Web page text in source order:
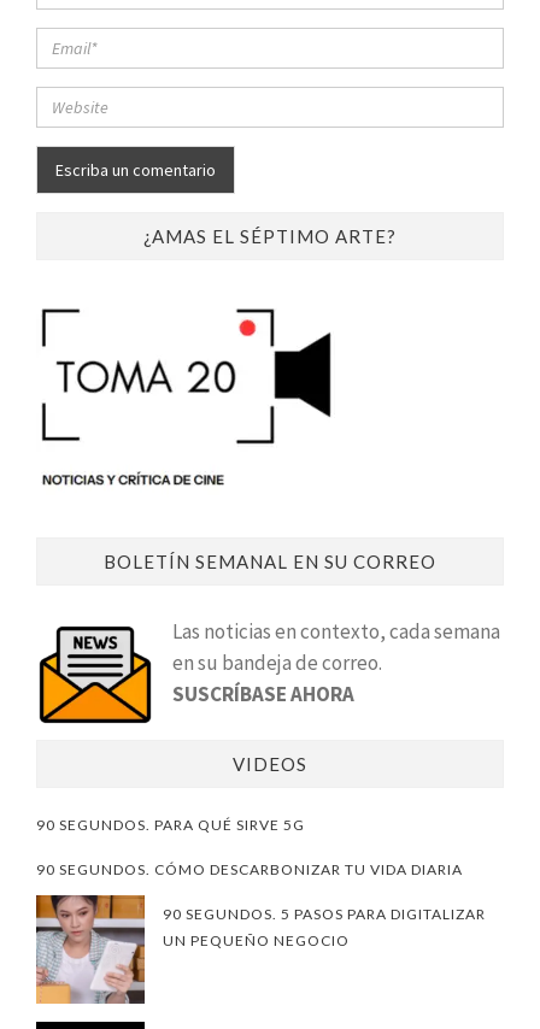
¿AMAS EL SÉPTIMO ARTE?
BOLETÍN SEMANAL EN SU CORREO
Las noticias en contexto, cada semana
en su bandeja de correo.
SUSCRÍBASE AHORA
VIDEOS
90 SEGUNDOS. PARA QUÉ SIRVE 5G
90 SEGUNDOS. CÓMO DESCARBONIZAR TU VIDA DIARIA
90 SEGUNDOS. 5 PASOS PARA DIGITALIZAR
UN PEQUEÑO NEGOCIO